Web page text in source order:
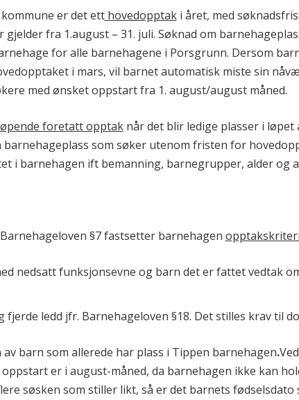
er det etthovedopptaki året, med
gjelder fra 1.august – 31. juli. Søknad om
for alle barnehagene i Porsgrunn. Dersom
i mars, vil barnet automatisk miste sin
med ønsket oppstart fra 1. august/august måned.
foretatt opptaknår det blir ledige plasser i
barnehageplass som søker utenom fristen for
i barnehagen ift bemanning, barnegrupper, alder og
§7 fastsetter barnehagen
nedsatt funksjonsevne og barn det er fattet vedtak
fjerde ledd jfr. Barnehageloven §18. Det stilles krav til
av barn som allerede har plass i Tippen barnehagen.
er i august-måned, da barnehagen ikke kan
søsken som stiller likt, så er det barnets